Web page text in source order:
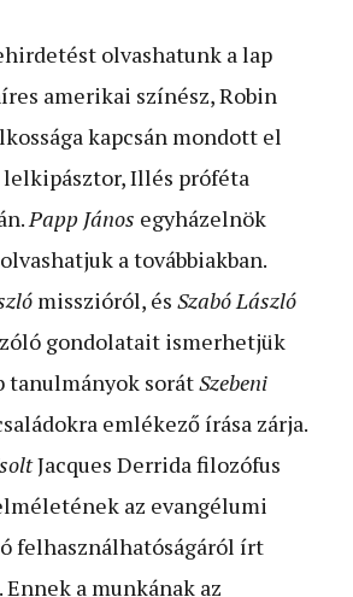
olvashatunk a lap
amerikai színész, Robin
kapcsán mondott el
lelkipásztor, Illés próféta
Papp János egyházelnök
a továbbiakban.
misszióról, és Szabó László
gondolatait ismerhetjük
tanulmányok sorátSzebeni
emlékező írása zárja.
Jacques Derrida filozófus
az evangélumi
felhasználhatóságáról írt
a munkának az